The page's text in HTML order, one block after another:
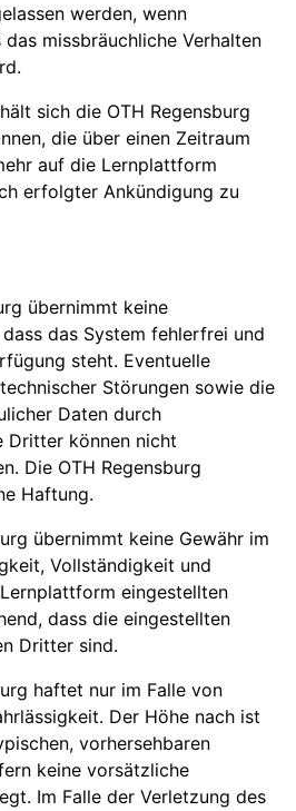
werden, wenn
missbräuchliche Verhalten
sich die OTH Regensburg
die über einen Zeitraum
auf die Lernplattform
erfolgter Ankündigung zu
übernimmt keine
das System fehlerfrei und
steht. Eventuelle
Störungen sowie die
Daten durch
Dritter können nicht
Die OTH Regensburg
Haftung.
übernimmt keine Gewähr im
Vollständigkeit und
eingestellten
dass die eingestellten
Dritter sind.
haftet nur im Falle von
Der Höhe nach ist
vorhersehbaren
keine vorsätzliche
Im Falle der Verletzung des